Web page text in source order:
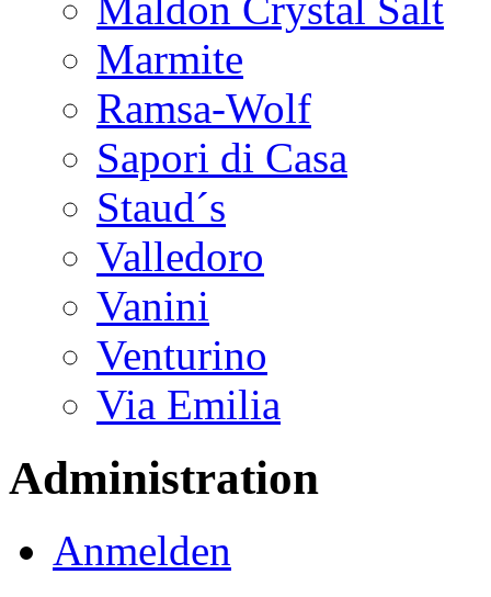
Marmite
Ramsa-Wolf
Sapori di Casa
Staud´s
Valledoro
Vanini
Venturino
Via Emilia
Administration
Anmelden